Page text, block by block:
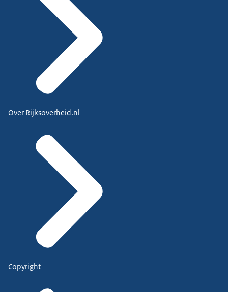
Over Rijksoverheid.nl
Copyright